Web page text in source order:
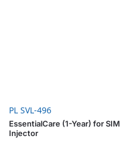
PL SVL-496
EssentialCare (1-Year) for SIM
Injector